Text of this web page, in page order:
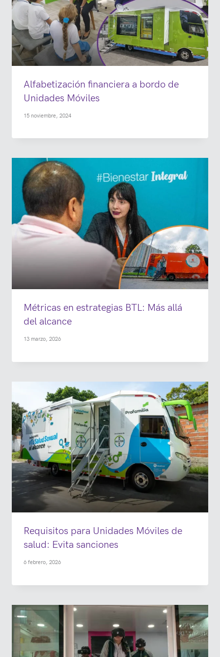
Alfabetización financiera a bordo de
Unidades Móviles
15 noviembre, 2024
Métricas en estrategias BTL: Más allá
del alcance
13 marzo, 2026
Requisitos para Unidades Móviles de
salud: Evita sanciones
6 febrero, 2026